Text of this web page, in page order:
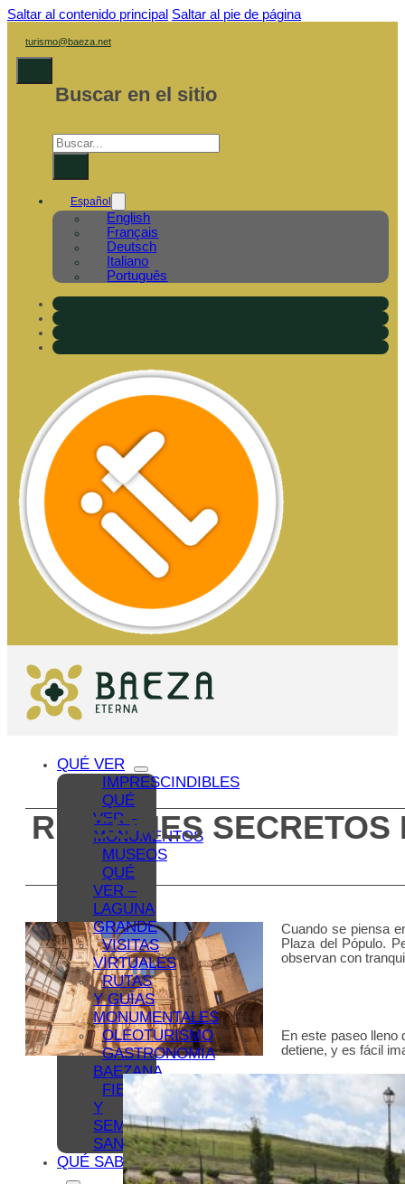
Saltar al contenido principal Saltar al pie de página
turismo@baeza.net
Buscar en el sitio
Buscar
Español
English
Français
Deutsch
Italiano
Português
QUÉ VER
IMPRESCINDIBLES
QUÉ
VER –
MONUMENTOS
MUSEOS
QUÉ
VER –
LAGUNA
GRANDE
VISITAS
VIRTUALES
RUTAS
Y GUÍAS
MONUMENTALES
OLEOTURISMO
GASTRONOMÍA
BAEZANA
FIESTAS
Y
SEMANA
SANTA
QUÉ SABER
RINCONES
Cuando se piensa
Plaza del Pópulo.
observan con
En este paseo lleno
detiene, y es fácil